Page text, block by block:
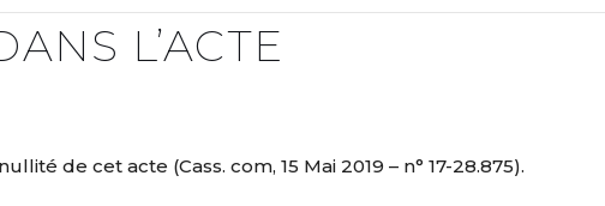
L’ACTE
de cet acte (Cass. com, 15 Mai 2019 – n° 17-28.875).